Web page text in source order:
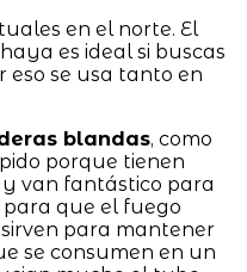
en el norte. El
es ideal si buscas
eso se usa tanto en
blandas, como
porque tienen
van fantástico para
que el fuego
para mantener
se consumen en un